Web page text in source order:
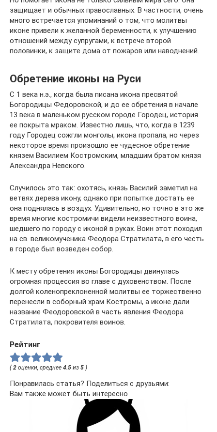
защищает и обычных православных. В частности, очень
много встречается упоминаний о том, что молитвы
иконе привели к желанной беременности, к улучшению
отношений между супругами, к встрече второй
половинки, к защите дома от пожаров или наводнений.
Обретение иконы на Руси
С 1 века н.э., когда была писана икона пресвятой
Богородицы Федоровской, и до ее обретения в начале
13 века в маленьком русском городе Городец, история
ее покрыта мраком. Известно лишь, что, когда в 1239
году Городец сожгли монголы, икона пропала, но через
некоторое время произошло ее чудесное обретение
князем Василием Костромским, младшим братом князя
Александра Невского.
Случилось это так: охотясь, князь Василий заметил на
ветвях дерева икону, однако при попытке достать ее
она поднялась в воздух. Удивительно, но точно в это же
время многие костромичи видели неизвестного воина,
шедшего по городу с иконой в руках. Воин этот походил
на св. великомученика Феодора Стратилата, в его честь
в городе был возведен собор.
К месту обретения иконы Богородицы двинулась
огромная процессия во главе с духовенством. После
долгой коленопреклоненной молитвы ее торжественно
перенесли в соборный храм Костромы, а иконе дали
название Феодоровской в часть явления Феодора
Стратилата, покровителя воинов.
Рейтинг
(2 оценки, среднее 4.5 из 5 )
Понравилась статья? Поделиться с друзьями:
Вам также может быть интересно